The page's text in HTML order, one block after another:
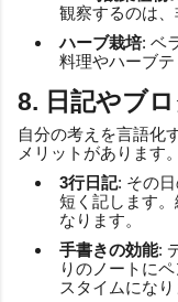
観察するのは、
ハーブ栽培: ベ
料理やハーブテ
8. 日記やブ
自分の考えを言語化
メリットがあります。
3行日記: その
短く記します
なります。
手書きの効能:
りのノートに
スタイムになり